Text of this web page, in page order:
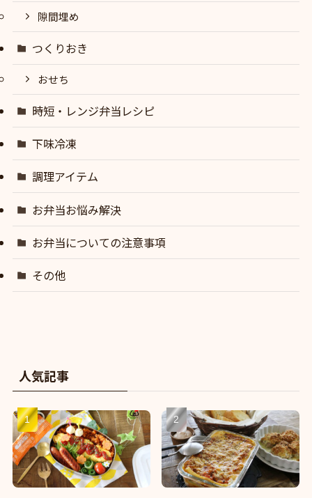
隙間埋め
つくりおき
おせち
時短・レンジ弁当レシピ
下味冷凍
調理アイテム
お弁当お悩み解決
お弁当についての注意事項
その他
人気記事